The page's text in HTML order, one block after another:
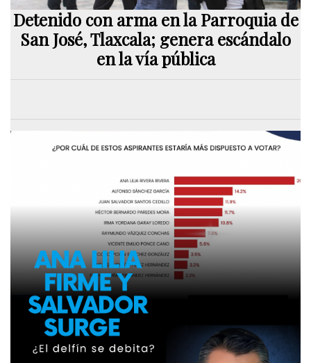
Detenido con arma en la Parroquia de
San José, Tlaxcala; genera escándalo
en la vía pública